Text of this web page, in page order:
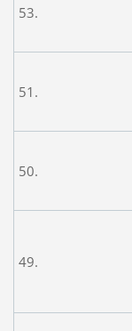
53.
51.
50.
49.